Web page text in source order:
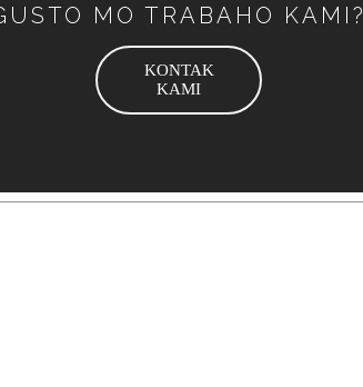
MO TRABAHO KAMI?
KONTAK
KAMI